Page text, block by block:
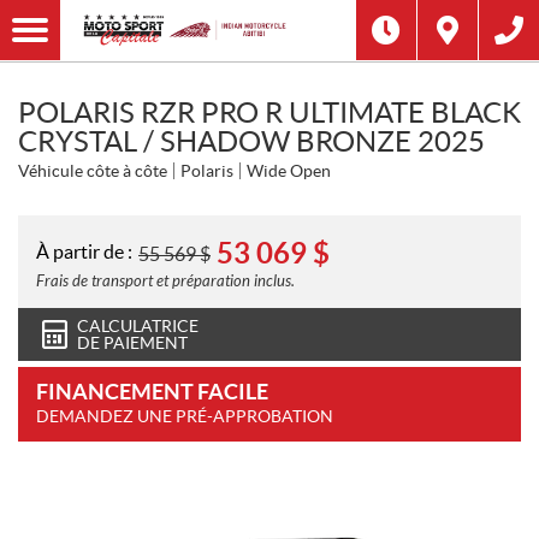
POLARIS RZR PRO R ULTIMATE BLACK
CRYSTAL / SHADOW BRONZE 2025
Véhicule côte à côte Polaris Wide Open
À partir de : 55 569$ 53 069 $
Frais de transport et préparation inclus.
CALCULATRICE
DE PAIEMENT
FINANCEMENT FACILE
DEMANDEZ UNE PRÉ-APPROBATION